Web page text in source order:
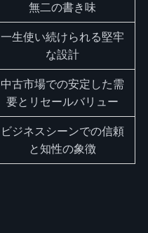
無二の書き味
一生使い続けられる堅牢
な設計
中古市場での安定した需
要とリセールバリュー
ビジネスシーンでの信頼
と知性の象徴